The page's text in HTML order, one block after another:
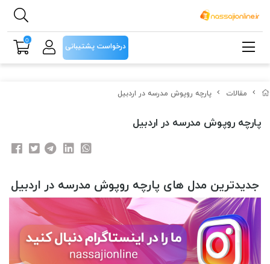
مقالات پارچه روپوش مدرسه در اردبیل
پارچه روپوش مدرسه در اردبیل
جدیدترین مدل های پارچه روپوش مدرسه در اردبیل
درخواست پشتیبانی
0